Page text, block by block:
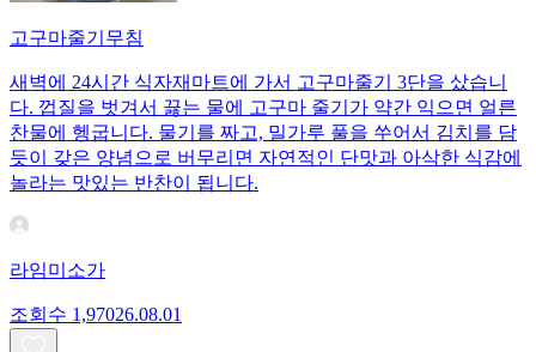
고구마줄기무침
새벽에 24시간 식자재마트에 가서 고구마줄기 3단을 샀습니
다. 껍질을 벗겨서 끓는 물에 고구마 줄기가 약간 익으면 얼른
찬물에 헹굽니다. 물기를 짜고, 밀가루 풀을 쑤어서 김치를 담
듯이 갖은 양념으로 버무리면 자연적인 단맛과 아삭한 식감에
놀라는 맛있는 반찬이 됩니다.
라임미소가
조회수 1,97026.08.01